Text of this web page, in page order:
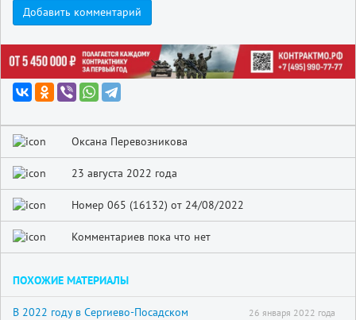
Добавить комментарий
Оксана Перевозникова
23 августа 2022 года
Номер 065 (16132) от 24/08/2022
Комментариев пока что нет
ПОХОЖИЕ МАТЕРИАЛЫ
В 2022 году в Сергиево-Посадском 26 января 2022 года